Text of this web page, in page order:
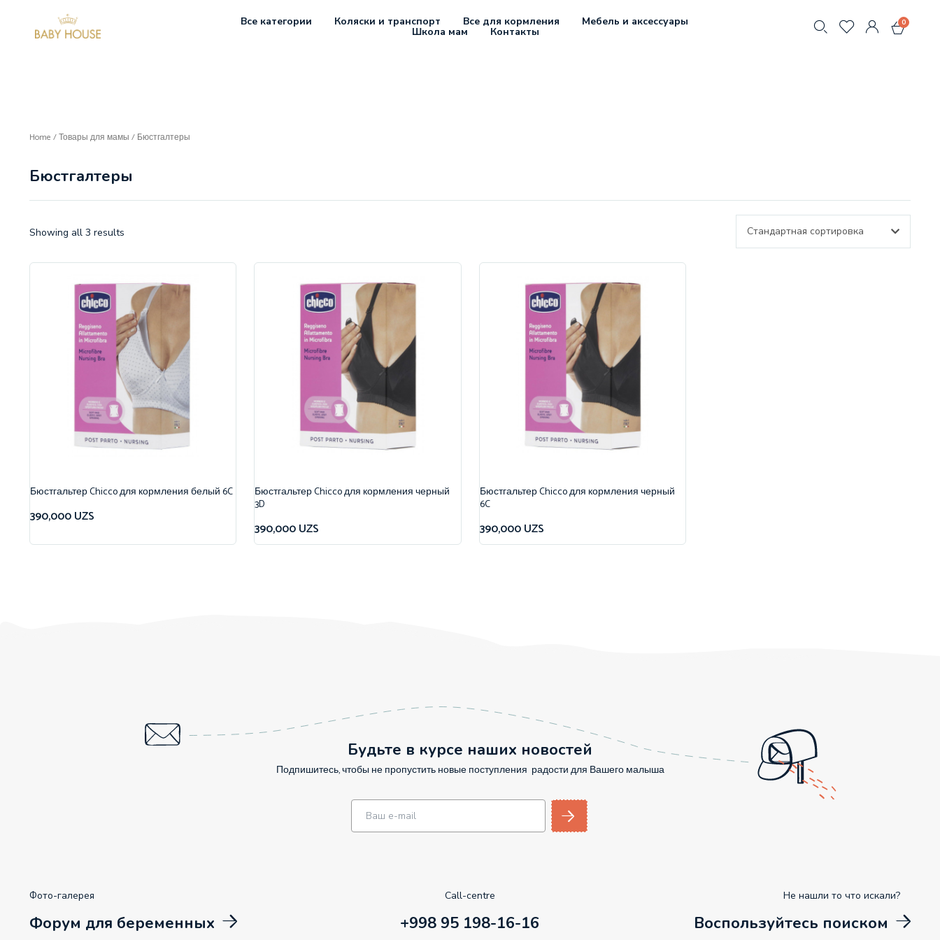
Все категории Коляски и транспорт Все для кормления Мебель и аксессуары
Школа мам Контакты
0
Home /Товары для мамы / Бюстгалтеры
Бюстгалтеры
Showing all 3 results Стандартная сортировка
Бюстгальтер Chicco для кормления белый 6C
390,000UZS
Бюстгальтер Chicco для кормления черный
3D
390,000UZS
Бюстгальтер Chicco для кормления черный
6C
390,000UZS
Будьте в курсе наших новостей
Подпишитесь, чтобы не пропустить новые поступления радости для Вашего малыша
Фото-галерея
Форум для беременных
Call-centre
+998 95 198-16-16
Не нашли то что искали?
Воспользуйтесь поиском